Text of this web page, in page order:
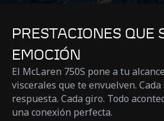
PRESTACIONES QUE
EMOCIÓN
El McLaren 750S pone a tu
viscerales que te envuelven. Cada
respuesta. Cada giro. Todo
una conexión perfecta.